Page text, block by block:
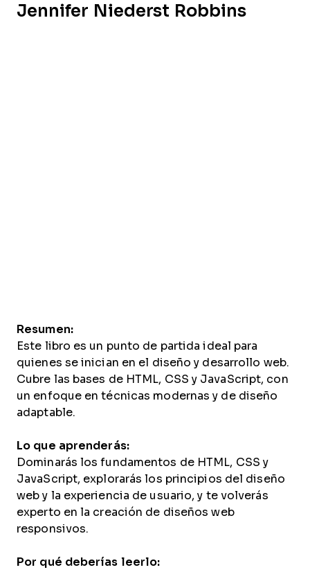
Jennifer Niederst Robbins
Resumen:
Este libro es un punto de partida ideal para
quienes se inician en el diseño y desarrollo web.
Cubre las bases de HTML, CSS y JavaScript, con
un enfoque en técnicas modernas y de diseño
adaptable.
Lo que aprenderás:
Dominarás los fundamentos de HTML, CSS y
JavaScript, explorarás los principios del diseño
web y la experiencia de usuario, y te volverás
experto en la creación de diseños web
responsivos.
Por qué deberías leerlo: